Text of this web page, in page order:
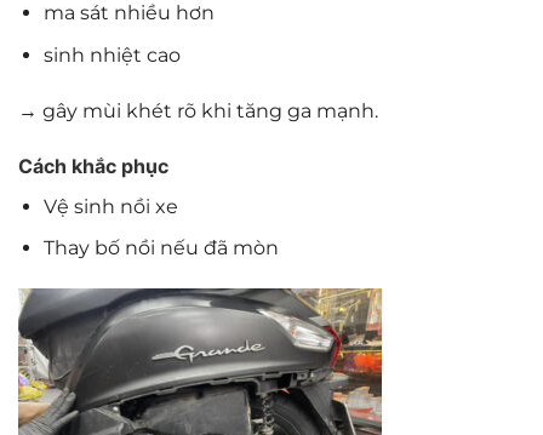
ma sát nhiều hơn
sinh nhiệt cao
→ gây mùi khét rõ khi tăng ga mạnh.
Cách khắc phục
Vệ sinh nồi xe
Thay bố nồi nếu đã mòn